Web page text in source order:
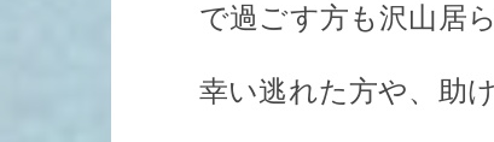
で過ごす方も沢山居
幸い逃れた方や、助